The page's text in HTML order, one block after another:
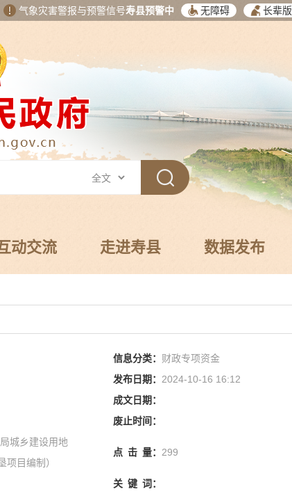
气象灾害警报与预警信号寿县预警中 无障碍 长辈版
动交流 走进寿县 数据发布
信息分类： 财政专项资金
发布日期： 2024-10-16 16:12
成文日期：
废止时间：
城乡建设用地
目编制）
点 击 量： 299
关 键 词：